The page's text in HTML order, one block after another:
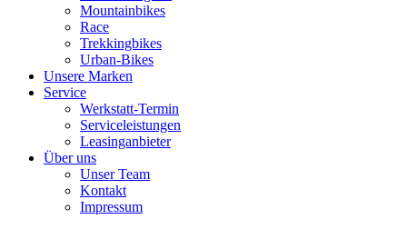
Mountainbikes
Race
Trekkingbikes
Urban-Bikes
Unsere Marken
Service
Werkstatt-Termin
Serviceleistungen
Leasinganbieter
Über uns
Unser Team
Kontakt
Impressum